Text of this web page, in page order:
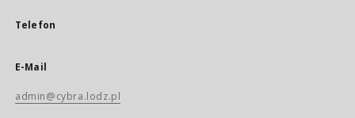
Telefon
E-Mail
admin@cybra.lodz.pl